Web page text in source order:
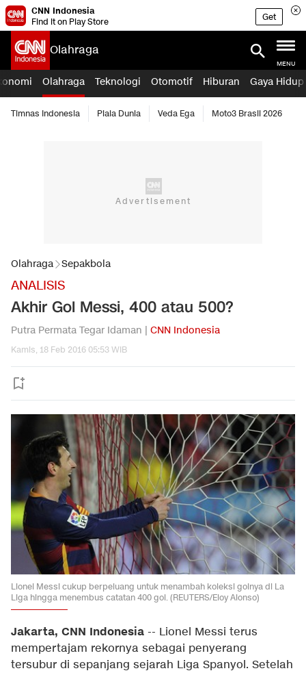
CNN Indonesia
Find it on Play Store
Get
Olahraga
MENU
Olahraga Teknologi Otomotif Hiburan Gaya Hidup
Timnas Indonesia Piala Dunia Veda Ega Moto3 Brasil 2026
Olahraga Sepakbola
ANALISIS
Akhir Gol Messi, 400 atau 500?
Putra Permata Tegar Idaman | CNN Indonesia
Kamis, 18 Feb 2016 05:53 WIB
Lionel Messi cukup berpeluang untuk menambah koleksi golnya di La
Liga hingga menembus catatan 400 gol. (REUTERS/Eloy Alonso)
Jakarta, CNN Indonesia -- Lionel Messi terus
mempertajam rekornya sebagai penyerang
tersubur di sepanjang sejarah Liga Spanyol. Setelah